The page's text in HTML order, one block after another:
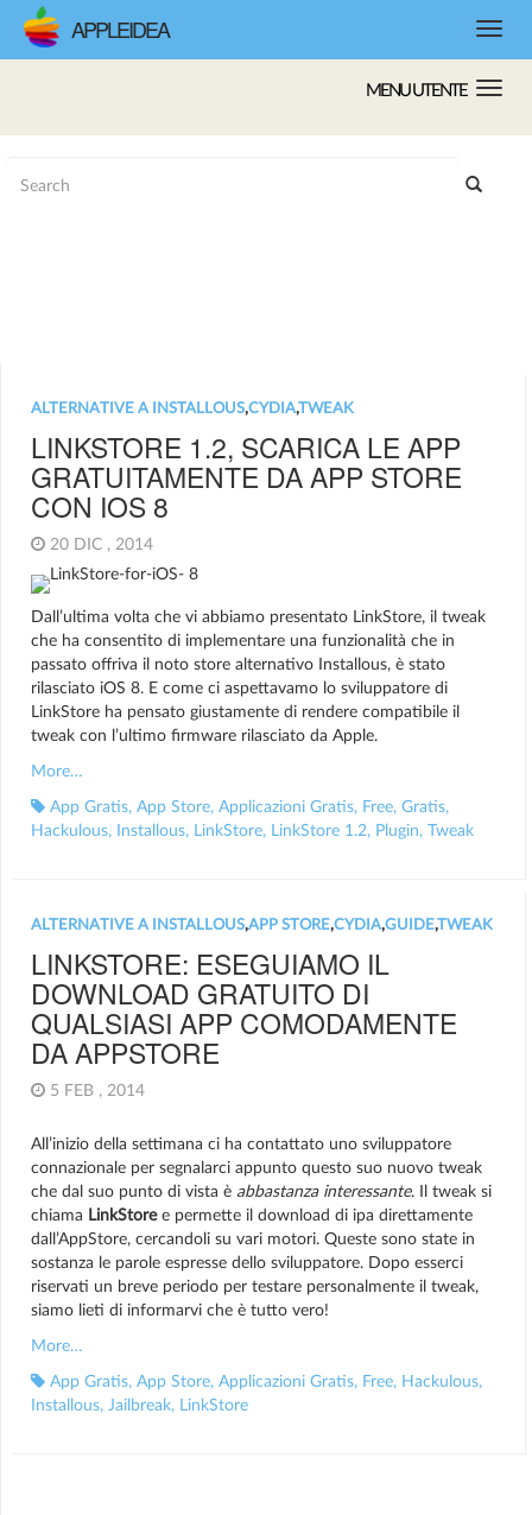
APPLEIDEA
MENU UTENTE
ALTERNATIVE A INSTALLOUS,CYDIA,TWEAK
LINKSTORE 1.2, SCARICA LE APP
GRATUITAMENTE DA APP STORE
CON IOS 8
20 DIC , 2014
Dall’ultima volta che vi abbiamo presentato LinkStore, il tweak
che ha consentito di implementare una funzionalità che in
passato offriva il noto store alternativo Installous, è stato
rilasciato iOS 8. E come ci aspettavamo lo sviluppatore di
LinkStore ha pensato giustamente di rendere compatibile il
tweak con l’ultimo firmware rilasciato da Apple.
More…
App Gratis, App Store, Applicazioni Gratis, Free, Gratis,
Hackulous, Installous, LinkStore, LinkStore 1.2, Plugin, Tweak
ALTERNATIVE A INSTALLOUS,APP STORE,CYDIA,GUIDE,TWEAK
LINKSTORE: ESEGUIAMO IL
DOWNLOAD GRATUITO DI
QUALSIASI APP COMODAMENTE
DA APPSTORE
5 FEB , 2014
All’inizio della settimana ci ha contattato uno sviluppatore
connazionale per segnalarci appunto questo suo nuovo tweak
che dal suo punto di vista è abbastanza interessante. Il tweak si
chiama LinkStoree permette il download di ipa direttamente
dall’AppStore, cercandoli su vari motori. Queste sono state in
sostanza le parole espresse dello sviluppatore. Dopo esserci
riservati un breve periodo per testare personalmente il tweak,
siamo lieti di informarvi che è tutto vero!
More…
App Gratis, App Store, Applicazioni Gratis, Free, Hackulous,
Installous, Jailbreak, LinkStore